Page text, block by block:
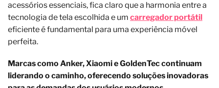
acessórios essenciais, fica claro que a harmonia entre a
tecnologia de tela escolhida e um carregador portátil
eficiente é fundamental para uma experiência móvel
perfeita.
Marcas como Anker, Xiaomi e GoldenTec continuam
liderando o caminho, oferecendo soluções inovadoras